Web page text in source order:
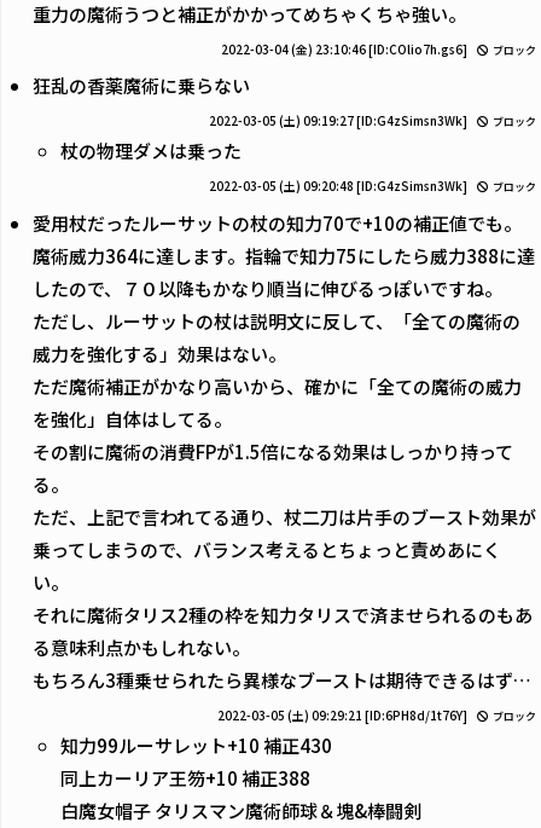
重力の魔術うつと補正がかかってめちゃくちゃ強い。
2022-03-04 (金) 23:10:46[ID:COlio7h.gs6] ブロック
狂乱の香薬魔術に乗らない
2022-03-05 (土) 09:19:27[ID:G4zSimsn3Wk] ブロック
杖の物理ダメは乗った
2022-03-05 (土) 09:20:48 [ID:G4zSimsn3Wk] ブロック
愛用杖だったルーサットの杖の知力70で+10の補正値でも。
魔術威力364に達します。指輪で知力75にしたら威力388に達
したので、７０以降もかなり順当に伸びるっぽいですね。
ただし、ルーサットの杖は説明文に反して、「全ての魔術の
威力を強化する」効果はない。
ただ魔術補正がかなり高いから、確かに「全ての魔術の威力
を強化」自体はしてる。
その割に魔術の消費FPが1.5倍になる効果はしっかり持って
る。
ただ、上記で言われてる通り、杖二刀は片手のブースト効果が
乗ってしまうので、バランス考えるとちょっと責めあにく
い。
それに魔術タリス2種の枠を知力タリスで済ませられるのもあ
る意味利点かもしれない。
もちろん3種乗せられたら異様なブーストは期待できるはず…
2022-03-05 (土) 09:29:21 [ID:6PH8d/1t76Y] ブロック
知力99ルーサレット+10 補正430
同上カーリア王笏+10 補正388
白魔女帽子 タリスマン魔術師球＆塊&棒闘剣